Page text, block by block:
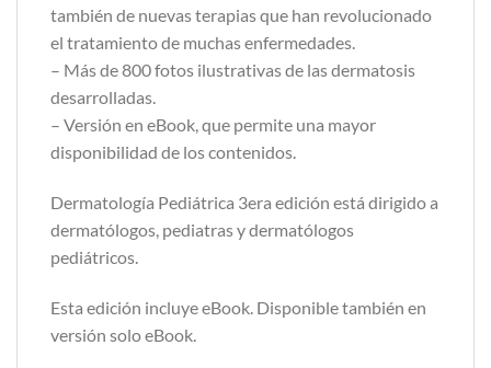
también de nuevas terapias que han revolucionado
el tratamiento de muchas enfermedades.
– Más de 800 fotos ilustrativas de las dermatosis
desarrolladas.
– Versión en eBook, que permite una mayor
disponibilidad de los contenidos.
Dermatología Pediátrica 3era edición está dirigido a
dermatólogos, pediatras y dermatólogos
pediátricos.
Esta edición incluye eBook. Disponible también en
versión solo eBook.